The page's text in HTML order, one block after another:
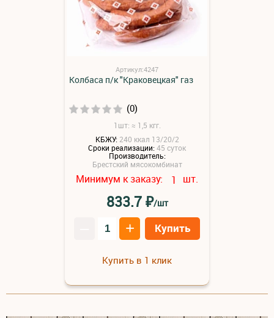
Артикул:4247
Колбаса п/к "Краковецкая" газ
(0)
1шт: ≈ 1,5 кгг.
КБЖУ: 240 ккал 13/20/2
Сроки реализации:45 суток
Производитель:
Брестский мясокомбинат
Минимум к заказу: 1 шт.
833.7₽/шт
+ Купить
Купить в 1 клик